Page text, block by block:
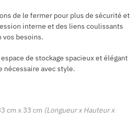
de le fermer pour plus de sécurité et
interne et des liens coulissants
vos besoins.
de stockage spacieux et élégant
nécessaire avec style.
cm x 33 cm (Longueur x Hauteur x